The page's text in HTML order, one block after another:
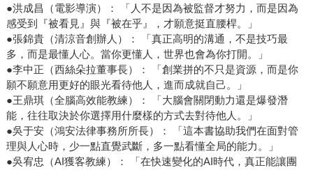
●洪成昌（電影導演）： 「人不是因為被監督才努力，而是因為
感受到『被看見』與『被在乎』，才願意挺直腰桿。」
●張錦貴（清涼音創辦人）： 「真正高明的溝通，不是技巧最
多，而是最懂人心。當你更懂人，世界也會為你打開。」
●李中正（西絲朵拉董事長）： 「創業拼的不只是資源，而是你
願不願意用更好的眼光看待他人，進而成就自己。」
●王鼎琪（全腦高效能教練）： 「大腦會關閉動力還是爆發潛
能，往往取決於你選擇用什麼樣的方式去對待他人。」
●吳于安（鴻安法律事務所所長）： 「這本書協助我們在面對管
理與人心時，少一點直覺武斷，多一點看懂全局的能力。」
●吳宥忠（AI獲客教練）： 「在快速變化的AI時代，真正能讓團